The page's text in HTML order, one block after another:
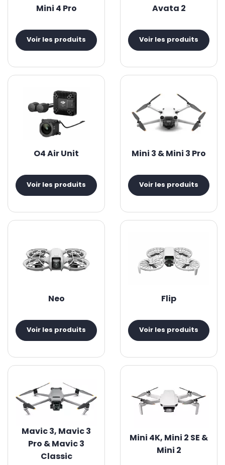
Mini 4 Pro
Voir les produits
Avata 2
Voir les produits
O4 Air Unit
Voir les produits
Mini 3 & Mini 3 Pro
Voir les produits
Neo
Voir les produits
Flip
Voir les produits
Mavic 3, Mavic 3
Pro & Mavic 3
Classic
Mini 4K, Mini 2 SE &
Mini 2